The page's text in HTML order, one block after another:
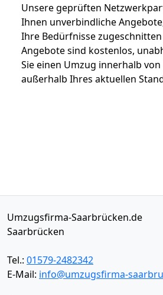
Unsere geprüften
Ihnen unverbindliche
Ihre Bedürfnisse
Angebote sind kostenlos,
Sie einen Umzug innerhalb
außerhalb Ihres aktuellen
Umzugsfirma-Saarbrücken.de
Saarbrücken
Tel.: 01579-2482342
E-Mail: info@umzugsfirma-